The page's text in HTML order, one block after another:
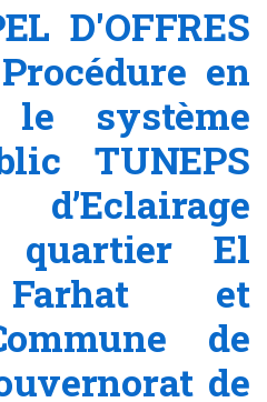
D'OFFRES
en
système
TUNEPS
El
et
de
de